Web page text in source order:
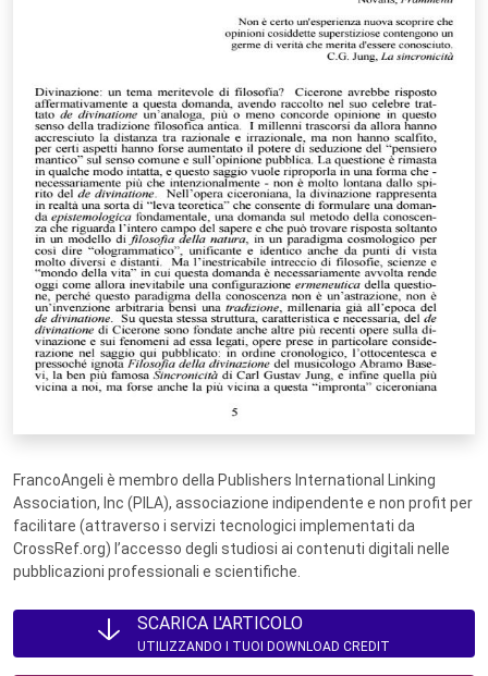
FrancoAngeli è membro della Publishers International Linking
Association, Inc (PILA), associazione indipendente e non profit per
facilitare (attraverso i servizi tecnologici implementati da
CrossRef.org) l’accesso degli studiosi ai contenuti digitali nelle
pubblicazioni professionali e scientifiche.
SCARICA L'ARTICOLO
UTILIZZANDO I TUOI DOWNLOAD CREDIT